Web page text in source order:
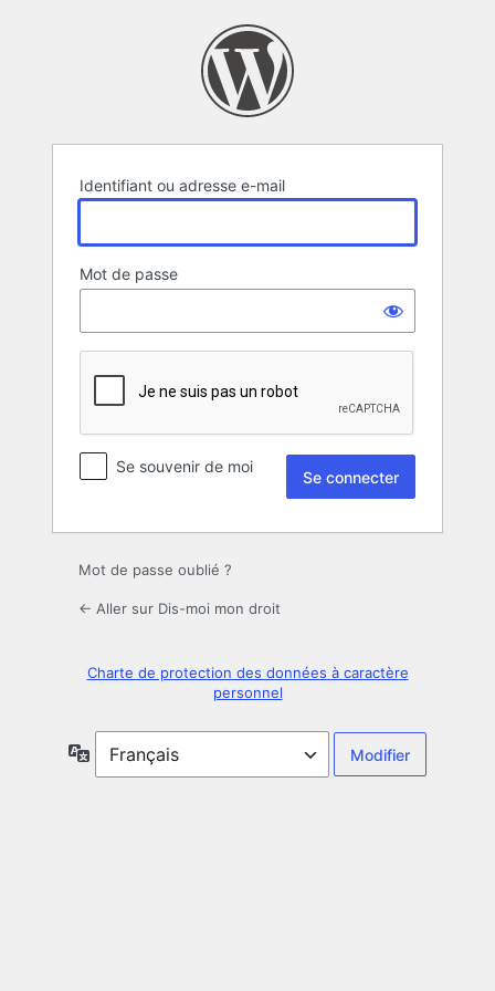
Identifiant ou adresse e-mail
Mot de passe
Se souvenir de moi
Mot de passe oublié ?
← Aller sur Dis-moi mon droit
Charte de protection des données à caractère
personnel
Langue